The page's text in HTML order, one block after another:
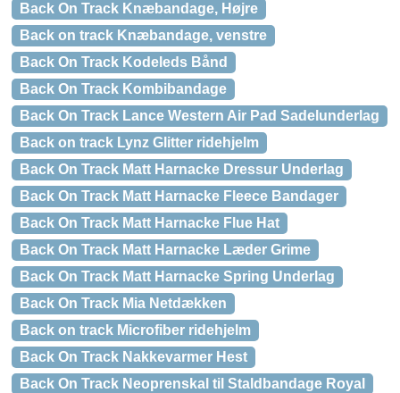
Back On Track Knæbandage, Højre
Back on track Knæbandage, venstre
Back On Track Kodeleds Bånd
Back On Track Kombibandage
Back On Track Lance Western Air Pad Sadelunderlag
Back on track Lynz Glitter ridehjelm
Back On Track Matt Harnacke Dressur Underlag
Back On Track Matt Harnacke Fleece Bandager
Back On Track Matt Harnacke Flue Hat
Back On Track Matt Harnacke Læder Grime
Back On Track Matt Harnacke Spring Underlag
Back On Track Mia Netdækken
Back on track Microfiber ridehjelm
Back On Track Nakkevarmer Hest
Back On Track Neoprenskal til Staldbandage Royal